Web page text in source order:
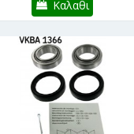
Καλαθι